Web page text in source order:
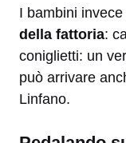
I bambini
della fattoria:
coniglietti: un
può arrivare
Linfano.